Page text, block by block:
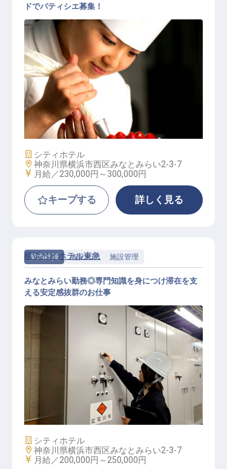
ペストリー│東急グループ／手当・
福利厚生充実／正社員登用可能性あ
り
ドでパティシエ募集！
施設業態
シティホテル
勤務地
神奈川県横浜市西区みなとみらい2-3-7
給与
月給／230,000円～ 300,000円
キープする 詳しく見る
契約社員 施設管理 施設管理
施設管理│未経験OK／福利厚生◎／
スキルアップ可能／東急グループ
横浜ベイホテル東急
みなとみらい勤務◎専門知識を身につけ滞在を支
える安定感抜群のお仕事
施設業態
シティホテル
勤務地
神奈川県横浜市西区みなとみらい2-3-7
給与
月給／200,000円～ 250,000円